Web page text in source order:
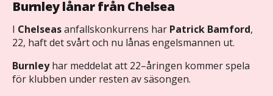
Burnley lånar från Chelsea
I Chelseasanfallskonkurrens har Patrick Bamford,
22, haft det svårt och nu lånas engelsmannen ut.
Burnleyhar meddelat att 22–åringen kommer spela
för klubben under resten av säsongen.